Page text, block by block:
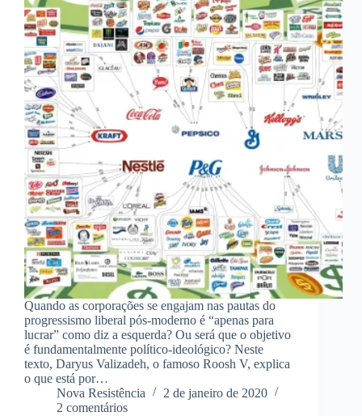
Quando as corporações se engajam nas pautas do
progressismo liberal pós-moderno é “apenas para
lucrar” como diz a esquerda? Ou será que o objetivo
é fundamentalmente político-ideológico? Neste
texto, Daryus Valizadeh, o famoso Roosh V, explica
o que está por…
Nova Resistência
2 de janeiro de 2020
2 comentários